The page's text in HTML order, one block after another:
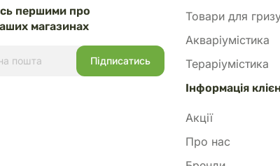
першими про
магазинах
Товари для
Акваріумістика
Тераріумістика
Інформація
Акції
Про нас